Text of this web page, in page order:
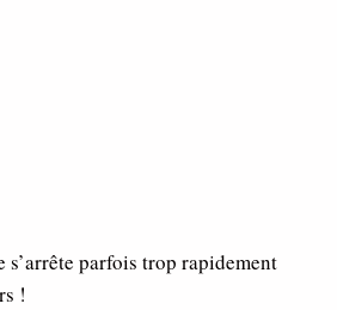
s’arrête parfois trop rapidement
!